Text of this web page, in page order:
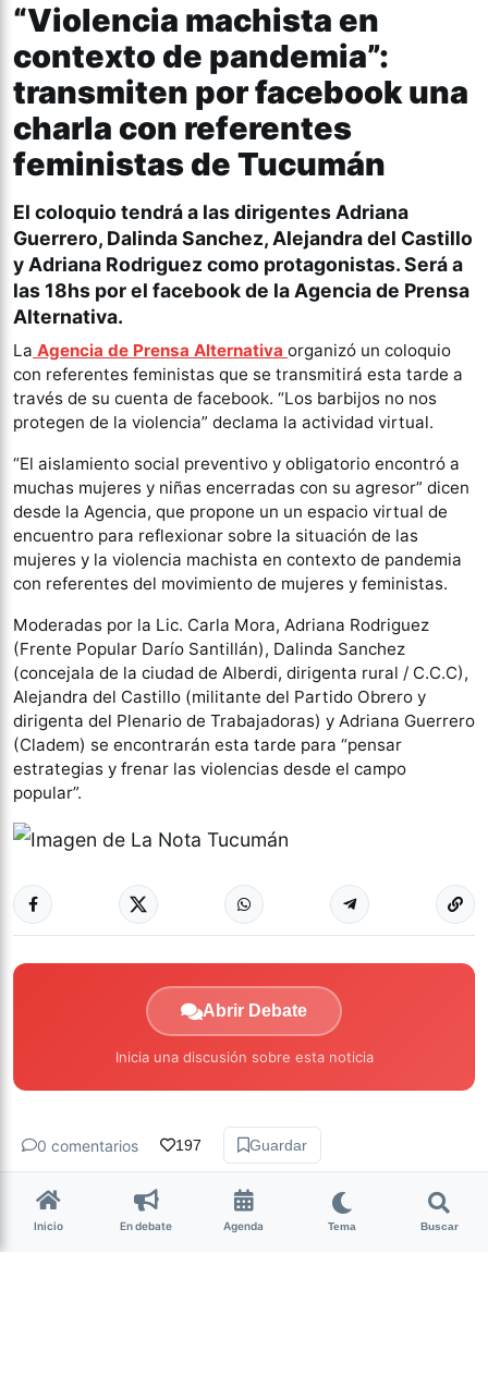
“Violencia machista en
contexto de pandemia”:
transmiten por facebook una
charla con referentes
feministas de Tucumán
El coloquio tendrá a las dirigentes Adriana
Guerrero, Dalinda Sanchez, Alejandra del Castillo
y Adriana Rodriguez como protagonistas. Será a
las 18hs por el facebook de la Agencia de Prensa
Alternativa.
La Agencia de Prensa Alternativa organizó un coloquio
con referentes feministas que se transmitirá esta tarde a
través de su cuenta de facebook. “Los barbijos no nos
protegen de la violencia” declama la actividad virtual.
“El aislamiento social preventivo y obligatorio encontró a
muchas mujeres y niñas encerradas con su agresor” dicen
desde la Agencia, que propone un un espacio virtual de
encuentro para reflexionar sobre la situación de las
mujeres y la violencia machista en contexto de pandemia
con referentes del movimiento de mujeres y feministas.
Moderadas por la Lic. Carla Mora, Adriana Rodriguez
(Frente Popular Darío Santillán), Dalinda Sanchez
(concejala de la ciudad de Alberdi, dirigenta rural / C.C.C),
Alejandra del Castillo (militante del Partido Obrero y
dirigenta del Plenario de Trabajadoras) y Adriana Guerrero
(Cladem) se encontrarán esta tarde para “pensar
estrategias y frenar las violencias desde el campo
popular”.
Abrir Debate
Inicia una discusión sobre esta noticia
0 comentarios 197 Guardar
Inicio En debate Agenda Tema Buscar